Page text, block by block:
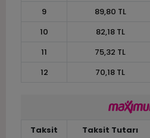
9
89,80 TL
10
82,18 TL
11
75,32 TL
12
70,18 TL
Taksit Taksit Tutarı